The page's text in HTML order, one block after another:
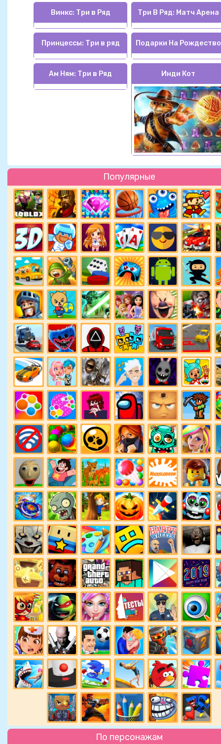
Популярные
По персонажам
Винкс: Три в Ряд Три В Ряд: Матч Арена
Принцессы: Три в ряд Подарки На Рождество
Ам Ням: Три в Ряд Инди Кот